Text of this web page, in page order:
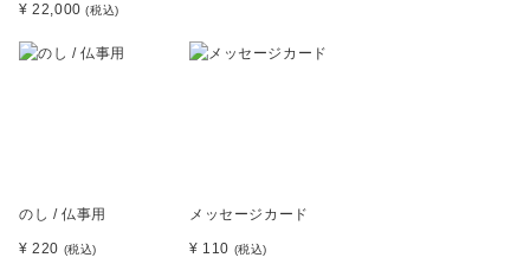
¥ 22,000(税込)
のし / 仏事用
¥ 220 (税込)
メッセージカード
¥ 110 (税込)